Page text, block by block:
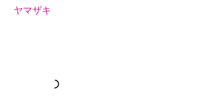
ヤマザキ